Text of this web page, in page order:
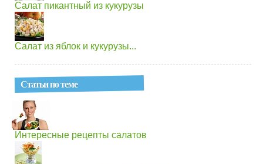
Салат пикантный из кукурузы
Салат из яблок и кукурузы...
Статьи по теме
Интересные рецепты салатов